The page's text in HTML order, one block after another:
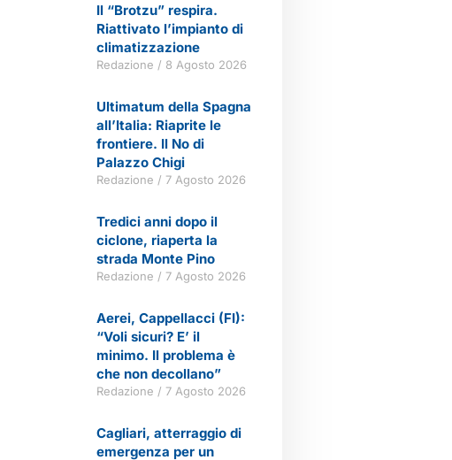
Il “Brotzu” respira.
Riattivato l’impianto di
climatizzazione
Redazione 8 Agosto 2026
Ultimatum della Spagna
all’Italia: Riaprite le
frontiere. Il No di
Palazzo Chigi
Redazione 7 Agosto 2026
Tredici anni dopo il
ciclone, riaperta la
strada Monte Pino
Redazione 7 Agosto 2026
Aerei, Cappellacci (FI):
“Voli sicuri? E’ il
minimo. Il problema è
che non decollano”
Redazione 7 Agosto 2026
Cagliari, atterraggio di
emergenza per un